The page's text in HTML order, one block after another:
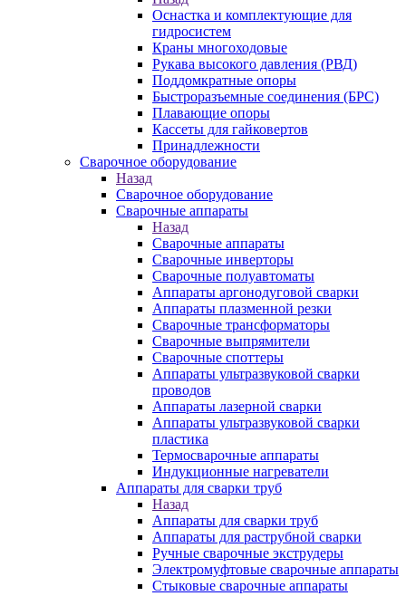
Оснастка и комплектующие для
гидросистем
Краны многоходовые
Рукава высокого давления (РВД)
Поддомкратные опоры
Быстроразъемные соединения (БРС)
Плавающие опоры
Кассеты для гайковертов
Принадлежности
Сварочное оборудование
Назад
Сварочное оборудование
Сварочные аппараты
Назад
Сварочные аппараты
Сварочные инверторы
Сварочные полуавтоматы
Аппараты аргонодуговой сварки
Аппараты плазменной резки
Сварочные трансформаторы
Сварочные выпрямители
Сварочные споттеры
Аппараты ультразвуковой сварки
проводов
Аппараты лазерной сварки
Аппараты ультразвуковой сварки
пластика
Термосварочные аппараты
Индукционные нагреватели
Аппараты для сварки труб
Назад
Аппараты для сварки труб
Аппараты для раструбной сварки
Ручные сварочные экструдеры
Электромуфтовые сварочные аппараты
Стыковые сварочные аппараты